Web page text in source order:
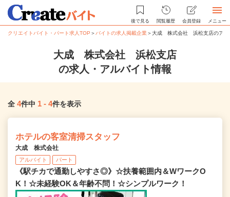
後で見る 閲覧履歴 会員登録 メニュー
クリエイトバイト・パート求人TOP ＞ バイトの求人掲載企業＞大成 株式会社 浜松支店のアル
大成 株式会社 浜松支店
の求人・アルバイト情報
全 4件中 1 - 4件を表示
ホテルの客室清掃スタッフ
大成 株式会社
アルバイト パート
《駅チカで通勤しやすさ◎》☆扶養範囲内＆WワークO
K！☆未経験OK＆年齢不問！☆シンプルワーク！